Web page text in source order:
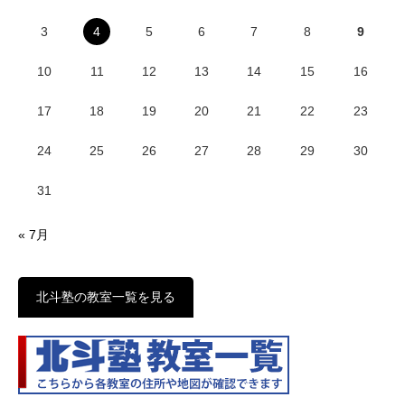
3 4 5 6 7 8 9
10 11 12 13 14 15 16
17 18 19 20 21 22 23
24 25 26 27 28 29 30
31
« 7月
北斗塾の教室一覧を見る